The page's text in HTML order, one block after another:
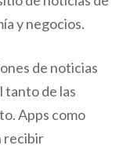
y negocios.
de noticias
tanto de las
Apps como
recibir